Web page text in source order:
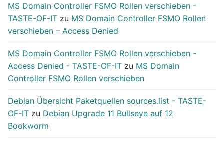
MS Domain Controller FSMO Rollen verschieben -
TASTE-OF-IT zu MS Domain Controller FSMO Rollen
verschieben – Access Denied
MS Domain Controller FSMO Rollen verschieben -
Access Denied - TASTE-OF-IT zu MS Domain
Controller FSMO Rollen verschieben
Debian Übersicht Paketquellen sources.list - TASTE-
OF-IT zu Debian Upgrade 11 Bullseye auf 12
Bookworm